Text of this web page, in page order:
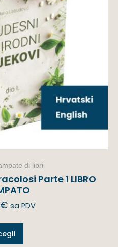
di libri
Parte 1 LIBRO
€ sa PDV